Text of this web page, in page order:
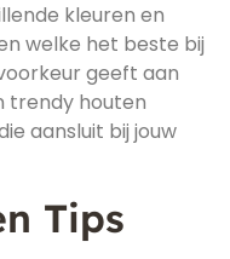
kleuren en
welke het beste bij
geeft aan
trendy houten
aansluit bij jouw
Tips